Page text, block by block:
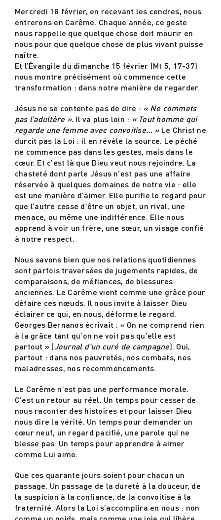
Actualités
Contact
Mercredi 18 février, en recevant les cendres, nous
entrerons en Carême. Chaque année, ce geste
nous rappelle que quelque chose doit mourir en
nous pour que quelque chose de plus vivant puisse
naître.
Et l’Évangile du dimanche 15 février (Mt 5, 17-37)
nous montre précisément où commence cette
transformation : dans notre manière de regarder.
Jésus ne se contente pas de dire : « Ne commets
pas l’adultère ». Il va plus loin : « Tout homme qui
regarde une femme avec convoitise… »Le Christ ne
durcit pas la Loi : il en révèle la source. Le péché
ne commence pas dans les gestes, mais dans le
cœur. Et c’est là que Dieu veut nous rejoindre. La
chasteté dont parle Jésus n’est pas une affaire
réservée à quelques domaines de notre vie : elle
est une manière d’aimer. Elle purifie le regard pour
que l’autre cesse d’être un objet, un rival, une
menace, ou même une indifférence. Elle nous
apprend à voir un frère, une sœur, un visage confié
à notre respect.
Nous savons bien que nos relations quotidiennes
sont parfois traversées de jugements rapides, de
comparaisons, de méfiances, de blessures
anciennes. Le Carême vient comme une grâce pour
défaire ces nœuds. Il nous invite à laisser Dieu
éclairer ce qui, en nous, déforme le regard.
Georges Bernanos écrivait : « On ne comprend rien
à la grâce tant qu’on ne voit pas qu’elle est
partout » (Journal d’un curé de campagne). Oui,
partout : dans nos pauvretés, nos combats, nos
maladresses, nos recommencements.
Le Carême n’est pas une performance morale.
C’est un retour au réel. Un temps pour cesser de
nous raconter des histoires et pour laisser Dieu
nous dire la vérité. Un temps pour demander un
cœur neuf, un regard pacifié, une parole qui ne
blesse pas. Un temps pour apprendre à aimer
comme Lui aime.
Que ces quarante jours soient pour chacun un
passage. Un passage de la dureté à la douceur, de
la suspicion à la confiance, de la convoitise à la
fraternité. Alors la Loi s’accomplira en nous : non